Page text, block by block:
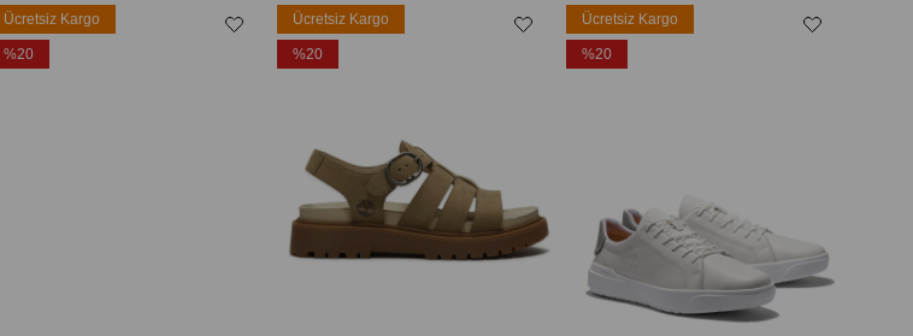
Ücretsiz Kargo
%20
Ücretsiz Kargo
%20
Ücretsiz Kargo
%20